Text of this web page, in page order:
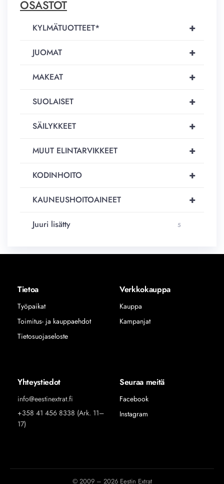
OSASTOT
+
KYLMÄTUOTTEET*
+
JUOMAT
+
MAKEAT
+
SUOLAISET
+
SÄILYKKEET
+
MUUT ELINTARVIKKEET
+
KODINHOITO
+
KAUNEUSHOITOAINEET
Juuri lisätty 5
Tietoa
Työpaikat
Toimitus- ja kauppaehdot
Tietosuojaseloste
Verkkokauppa
Kauppa
Kampanjat
Yhteystiedot
info@eestinextrat.fi
+358 41 456 8338 (Ark. 11–
17)
Seuraa meitä
Facebook
Instagram
© 2009 – 2026 Eestin Extrat